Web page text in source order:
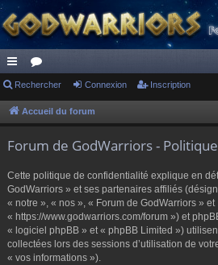
ac
co
s
or
u
Rechercher Connexion Inscription
Accueil du forum
Forum de GodWarriors -
Cette politique de confidentialité explique en
GodWarriors » et ses partenaires affiliés
« notre », « nos », « Forum de GodWarriors » et
« https://www.godwarriors.com/forum ») et
« logiciel phpBB » et « phpBB Limited »)
collectées lors des sessions d’utilisation de
« vos informations »).